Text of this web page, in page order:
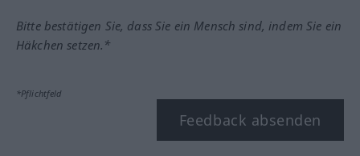
Bitte bestätigen Sie, dass Sie ein Mensch sind, indem Sie ein
Häkchen setzen.*
*Pflichtfeld
Feedback absenden